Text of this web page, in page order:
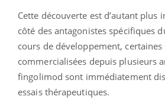
Cette découverte est d’autant plus
côté des antagonistes spécifiques
cours de développement,
commercialisées depuis plusieurs
fingolimod sont immédiatement
essais thérapeutiques.